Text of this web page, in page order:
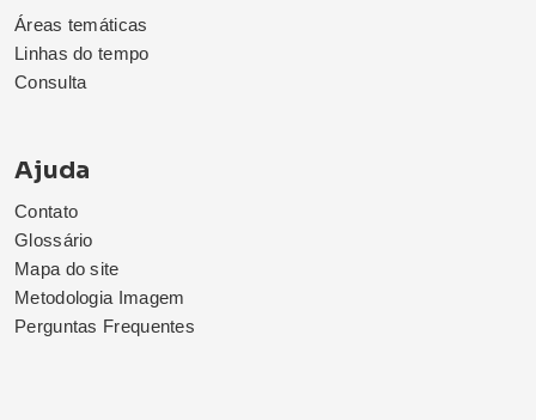
Áreas temáticas
Linhas do tempo
Consulta
Ajuda
Contato
Glossário
Mapa do site
Metodologia Imagem
Perguntas Frequentes